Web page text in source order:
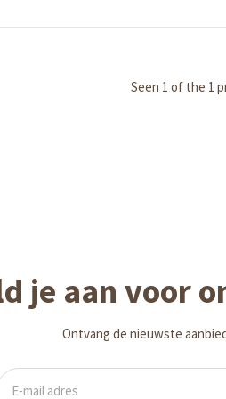
Seen 1 of the 1
je aan voor
Ontvang de nieuwste